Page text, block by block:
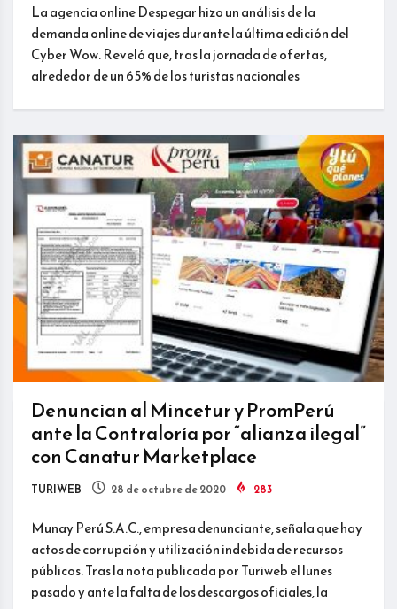
La agencia online Despegar hizo un análisis de la
demanda online de viajes durante la última edición del
Cyber Wow. Reveló que, tras la jornada de ofertas,
alrededor de un 65% de los turistas nacionales
Denuncian al Mincetur y PromPerú
ante la Contraloría por “alianza ilegal”
con Canatur Marketplace
TURIWEB 28 de octubre de 2020 283
Munay Perú S.A.C., empresa denunciante, señala que hay
actos de corrupción y utilización indebida de recursos
públicos. Tras la nota publicada por Turiweb el lunes
pasado y ante la falta de los descargos oficiales, la